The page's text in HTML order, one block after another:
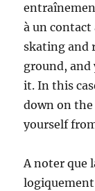
à un contact
skating and
ground, and
it. In this
down on
yourself
A noter que